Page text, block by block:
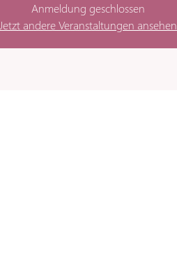
Anmeldung geschlossen
Jetzt andere Veranstaltungen ansehen